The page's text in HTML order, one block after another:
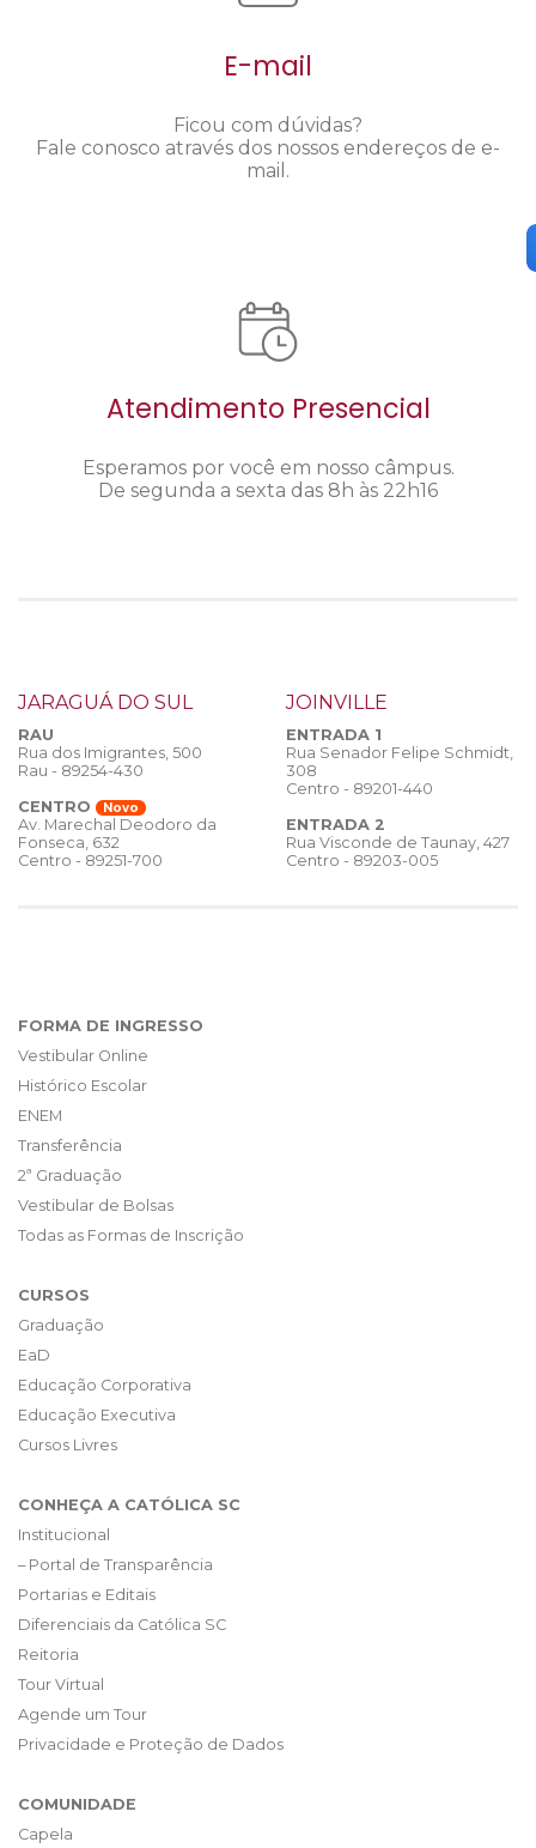
E-mail
Ficou com dúvidas?
Fale conosco através dos nossos endereços de e-
mail.
Atendimento Presencial
Esperamos por você em nosso câmpus.
De segunda a sexta das 8h às 22h16
JARAGUÁ DO SUL
RAU
Rua dos Imigrantes, 500
Rau - 89254-430
CENTRO
Novo
Av. Marechal Deodoro da
Fonseca, 632
Centro - 89251-700
JOINVILLE
ENTRADA 1
Rua Senador Felipe Schmidt,
308
Centro - 89201-440
ENTRADA 2
Rua Visconde de Taunay, 427
Centro - 89203-005
FORMA DE INGRESSO
Vestibular Online
Histórico Escolar
ENEM
Transferência
2ª Graduação
Vestibular de Bolsas
Todas as Formas de Inscrição
CURSOS
Graduação
EaD
Educação Corporativa
Educação Executiva
Cursos Livres
CONHEÇA A CATÓLICA SC
Institucional
– Portal de Transparência
Portarias e Editais
Diferenciais da Católica SC
Reitoria
Tour Virtual
Agende um Tour
Privacidade e Proteção de Dados
COMUNIDADE
Capela